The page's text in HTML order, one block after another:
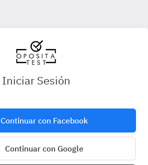
Iniciar Sesión
Continuar con Facebook
Continuar con Google